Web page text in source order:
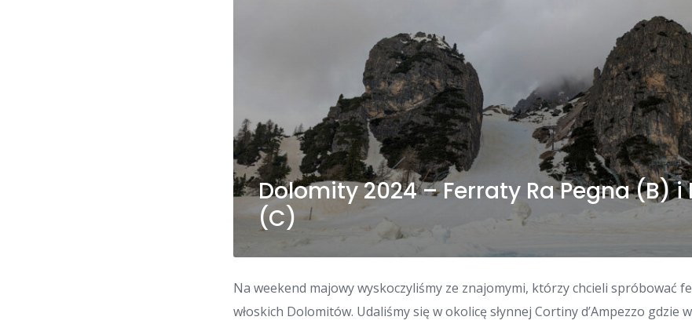
Dolomity 2024 – Ferraty Ra Pegna (B) i
(C)
Na weekend majowy wyskoczyliśmy ze znajomymi, którzy chcieli spróbować
włoskich Dolomitów. Udaliśmy się w okolicę słynnej Cortiny d’Ampezzo gdzie